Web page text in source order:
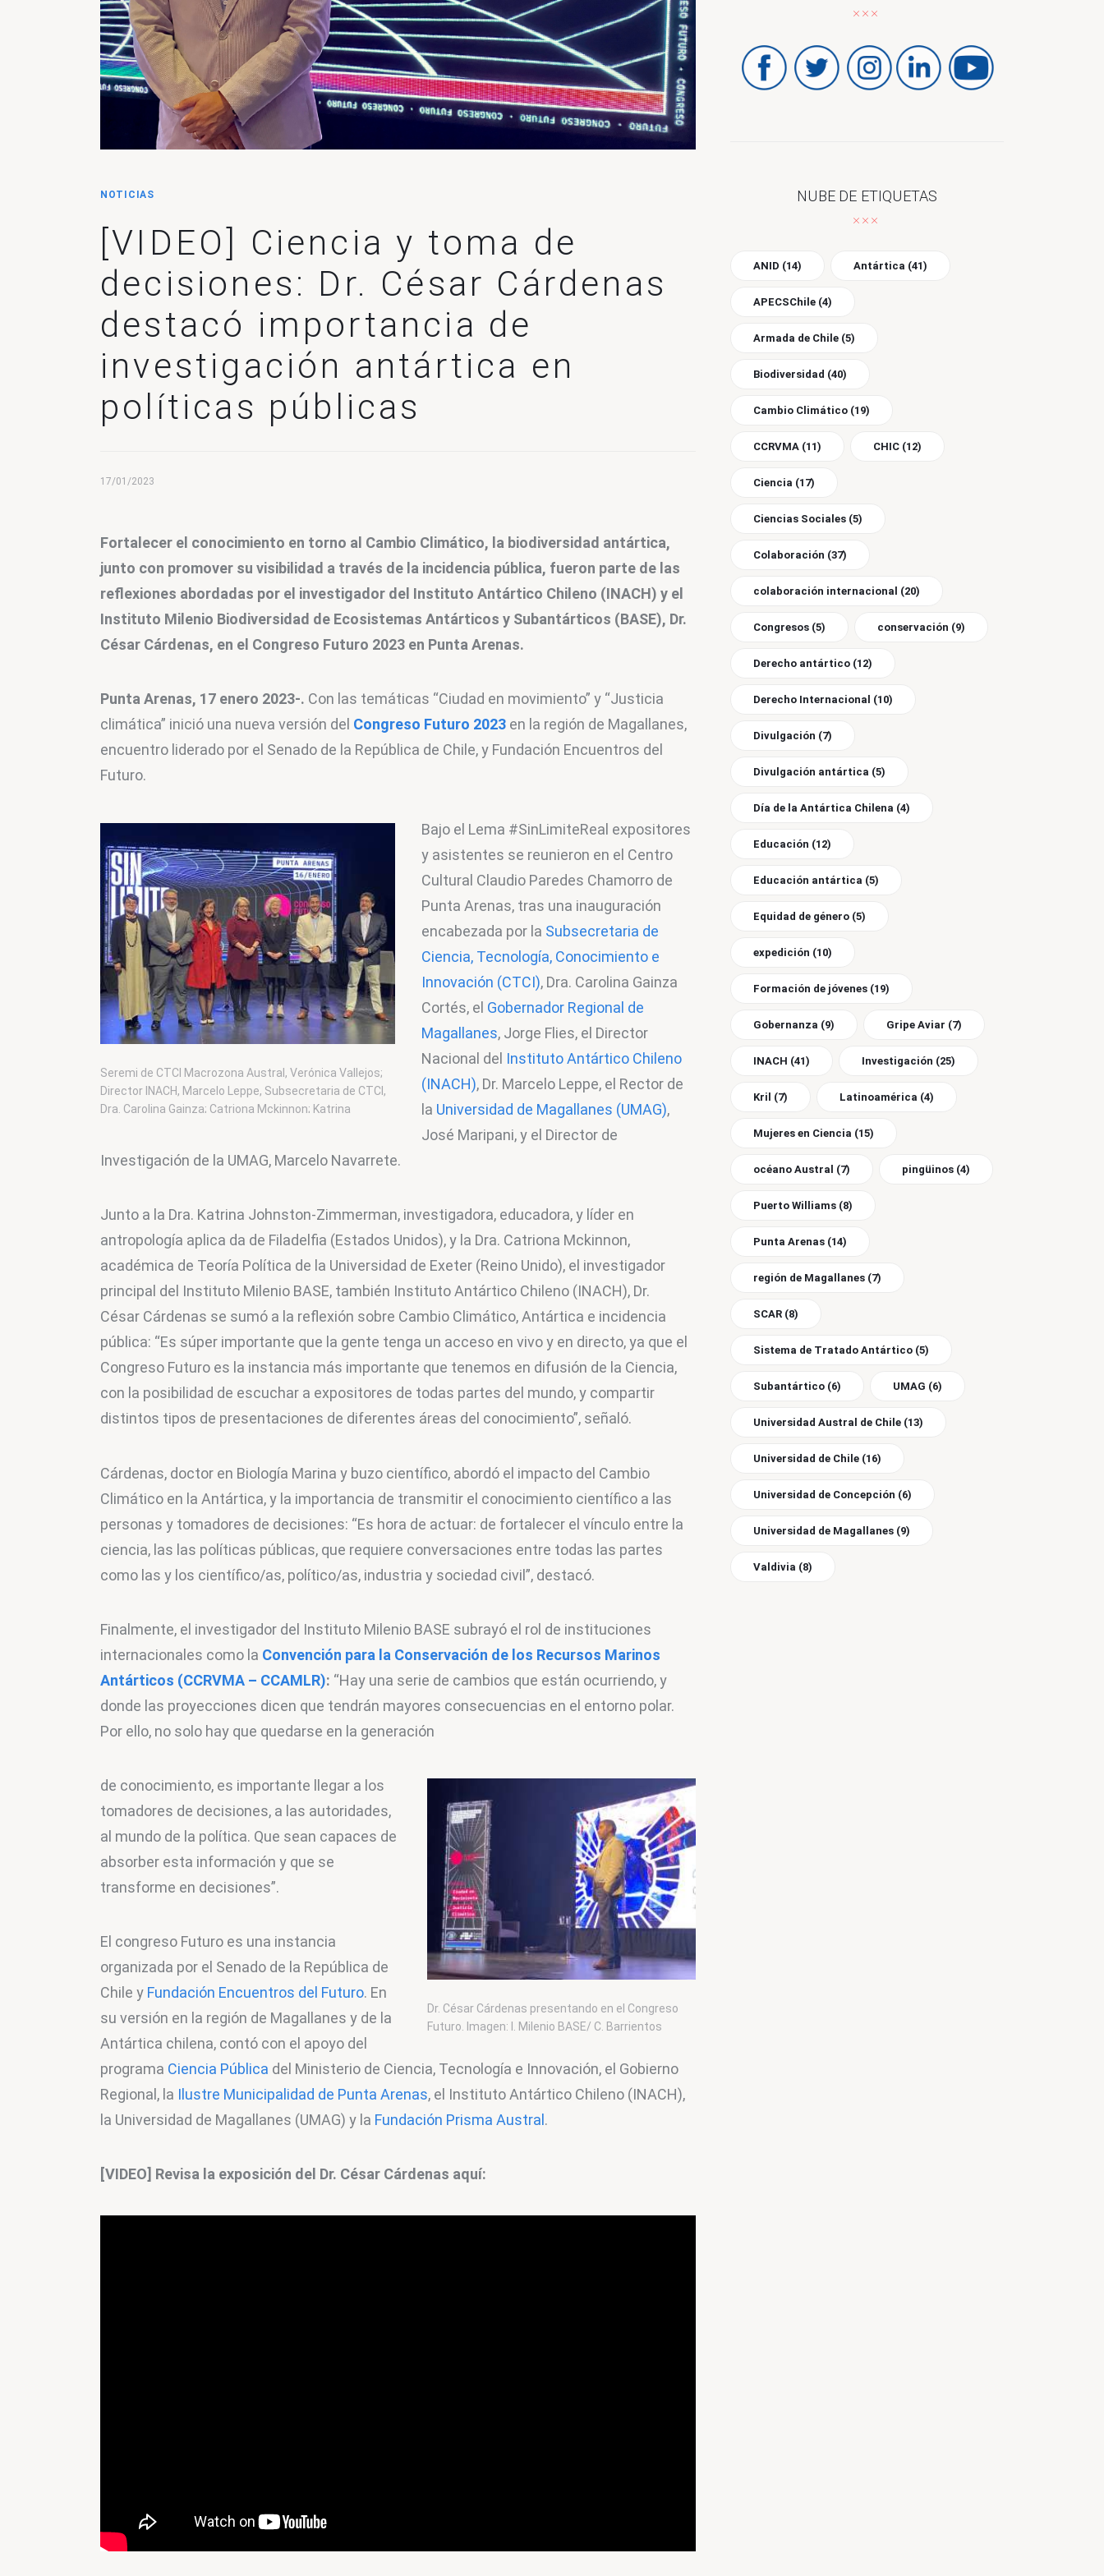
NOTICIAS
[VIDEO] Ciencia y toma de
decisiones: Dr. César Cárdenas
destacó importancia de
investigación antártica en
políticas públicas
17/01/2023
Fortalecer el conocimiento en torno al Cambio Climático, la biodiversidad antártica,
junto con promover su visibilidad a través de la incidencia pública, fueron parte de las
reflexiones abordadas por el investigador del Instituto Antártico Chileno (INACH) y el
Instituto Milenio Biodiversidad de Ecosistemas Antárticos y Subantárticos (BASE), Dr.
César Cárdenas, en el Congreso Futuro 2023 en Punta Arenas.
Punta Arenas, 17 enero 2023-. Con las temáticas “Ciudad en movimiento” y “Justicia
climática” inició una nueva versión del Congreso Futuro 2023 en la región de Magallanes,
encuentro liderado por el Senado de la República de Chile, y Fundación Encuentros del
Futuro.
Seremi de CTCI Macrozona Austral, Verónica Vallejos;
Director INACH, Marcelo Leppe, Subsecretaria de CTCI,
Dra. Carolina Gainza; Catriona Mckinnon; Katrina
Barrientos
Bajo el Lema #SinLimiteReal expositores
y asistentes se reunieron en el Centro
Cultural Claudio Paredes Chamorro de
Punta Arenas, tras una inauguración
encabezada por la Subsecretaria de
Ciencia, Tecnología, Conocimiento e
Innovación (CTCI), Dra. Carolina Gainza
Cortés, el Gobernador Regional de
Magallanes, Jorge Flies, el Director
Nacional del Instituto Antártico Chileno
(INACH), Dr. Marcelo Leppe, el Rector de
la Universidad de Magallanes (UMAG),
José Maripani, y el Director de
Investigación de la UMAG, Marcelo Navarrete.
Junto a la Dra. Katrina Johnston-Zimmerman, investigadora, educadora, y líder en
antropología aplica da de Filadelfia (Estados Unidos), y la Dra. Catriona Mckinnon,
académica de Teoría Política de la Universidad de Exeter (Reino Unido), el investigador
principal del Instituto Milenio BASE, también Instituto Antártico Chileno (INACH), Dr.
César Cárdenas se sumó a la reflexión sobre Cambio Climático, Antártica e incidencia
pública: “Es súper importante que la gente tenga un acceso en vivo y en directo, ya que el
Congreso Futuro es la instancia más importante que tenemos en difusión de la Ciencia,
con la posibilidad de escuchar a expositores de todas partes del mundo, y compartir
distintos tipos de presentaciones de diferentes áreas del conocimiento”, señaló.
Cárdenas, doctor en Biología Marina y buzo científico, abordó el impacto del Cambio
Climático en la Antártica, y la importancia de transmitir el conocimiento científico a las
personas y tomadores de decisiones: “Es hora de actuar: de fortalecer el vínculo entre la
ciencia, las las políticas públicas, que requiere conversaciones entre todas las partes
como las y los científico/as, político/as, industria y sociedad civil”, destacó.
Finalmente, el investigador del Instituto Milenio BASE subrayó el rol de instituciones
internacionales como la Convención para la Conservación de los Recursos Marinos
Antárticos (CCRVMA – CCAMLR): “Hay una serie de cambios que están ocurriendo, y
donde las proyecciones dicen que tendrán mayores consecuencias en el entorno polar.
Por ello, no solo hay que quedarse en la generación
Dr. César Cárdenas presentando en el Congreso
Futuro. Imagen: I. Milenio BASE/ C. Barrientos
de conocimiento, es importante llegar a los
tomadores de decisiones, a las autoridades,
al mundo de la política. Que sean capaces de
absorber esta información y que se
transforme en decisiones”.
El congreso Futuro es una instancia
organizada por el Senado de la República de
Chile y Fundación Encuentros del Futuro. En
su versión en la región de Magallanes y de la
Antártica chilena, contó con el apoyo del
programa Ciencia Pública del Ministerio de Ciencia, Tecnología e Innovación, el Gobierno
Regional, la Ilustre Municipalidad de Punta Arenas, el Instituto Antártico Chileno (INACH),
la Universidad de Magallanes (UMAG) y la Fundación Prisma Austral.
[VIDEO] Revisa la exposición del Dr. César Cárdenas aquí:
NUBE DE ETIQUETAS
ANID (14) Antártica (41)
APECSChile (4)
Armada de Chile (5)
Biodiversidad (40)
Cambio Climático (19)
CCRVMA (11) CHIC (12)
Ciencia (17)
Ciencias Sociales (5)
Colaboración (37)
colaboración internacional (20)
Congresos (5) conservación (9)
Derecho antártico (12)
Derecho Internacional (10)
Divulgación (7)
Divulgación antártica (5)
Día de la Antártica Chilena (4)
Educación (12)
Educación antártica (5)
Equidad de género (5)
expedición (10)
Formación de jóvenes (19)
Gobernanza (9) Gripe Aviar (7)
INACH (41) Investigación (25)
Kril (7) Latinoamérica (4)
Mujeres en Ciencia (15)
océano Austral (7) pingüinos (4)
Puerto Williams (8)
Punta Arenas (14)
región de Magallanes (7)
SCAR (8)
Sistema de Tratado Antártico (5)
Subantártico (6) UMAG (6)
Universidad Austral de Chile (13)
Universidad de Chile (16)
Universidad de Concepción (6)
Universidad de Magallanes (9)
Valdivia (8)